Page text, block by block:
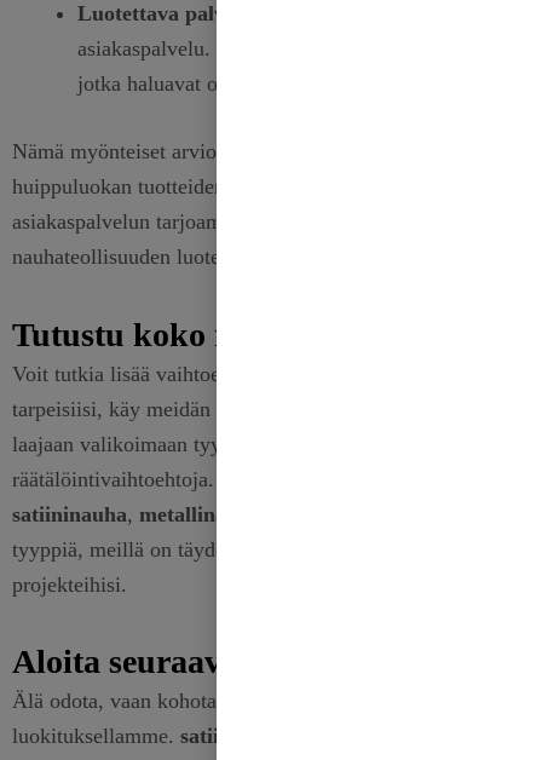
Luotettava palvelu:
asiakaspalvelu. Suosittelen lämpimästi kaikille,
jotka haluavat ostaa satiininauhaa."
Nämä myönteiset arviot heijastavat sitoutumistamme
huippuluokan tuotteiden ja poikkeuksellisen
asiakaspalvelun tarjoamiseen, mikä tekee meistä
nauhateollisuuden luotettavan toimittajan.
Tutustu koko nauhamallistoon
Voit tutkia lisää vaihtoehtoja ja löytää täydellisen
tarpeisiisi, käy meidän
laajaan valikoimaan tyylejä, värejä ja
räätälöintivaihtoehtoja. Etsitpä sitten
satiininauha, metallinauhat
tyyppiä, meillä on täydellinen ratkaisu luoviin
projekteihisi.
Aloita seuraava projektisi tänään
Älä odota, vaan kohota seuraavaa projektiasi premium-
luokituksellamme. satiininauhat